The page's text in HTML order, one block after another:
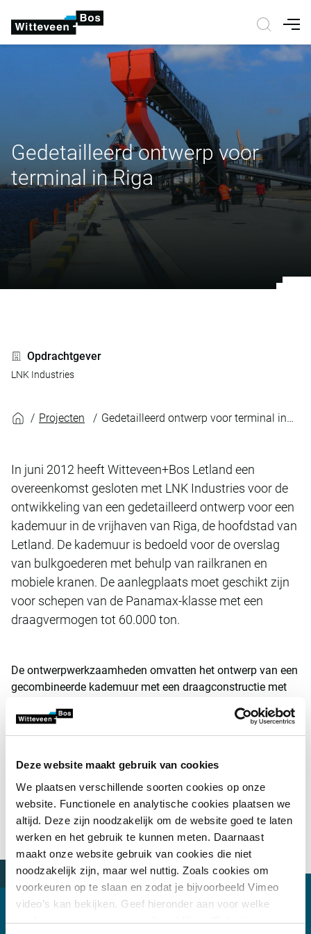
Deze website maakt gebruik van cookies
We plaatsen verschillende soorten cookies op onze
website. Functionele en analytische cookies plaatsen we
altijd. Deze zijn noodzakelijk om de website goed te laten
werken en het gebruik te kunnen meten. Daarnaast
maakt onze website gebruik van cookies die niet
noodzakelijk zijn, maar wel nuttig. Zoals cookies om
voorkeuren op te slaan en zodat je bijvoorbeeld Vimeo
video’s kan bekijken. Geef hieronder aan voor welke
cookies je toestemming geeft en klik op ‘Selectie
Gedetailleerd ontwerp voor
terminal in Riga
Opdrachtgever
LNK Industries
Projecten Gedetailleerd ontwerp voor terminal in Riga
In juni 2012 heeft Witteveen+Bos Letland een
overeenkomst gesloten met LNK Industries voor de
ontwikkeling van een gedetailleerd ontwerp voor een
kademuur in de vrijhaven van Riga, de hoofdstad van
Letland. De kademuur is bedoeld voor de overslag
van bulkgoederen met behulp van railkranen en
mobiele kranen. De aanlegplaats moet geschikt zijn
voor schepen van de Panamax-klasse met een
draagvermogen tot 60.000 ton.
De ontwerpwerkzaamheden omvatten het ontwerp van een
gecombineerde kademuur met een draagconstructie met
landzijde met funderingen van palen van gewapend beton.
Dit is de eerste kademuur in Letland waar een van de
allereerste gecombineerde kademuur in Letland.
Het ontwerpproces was uitdagend door de aanwezigheid
van slappe bodem en de relatief korte ontwerptijd. Naast
de ontwerpactiviteiten heeft Witteveen+Bos Letland ook
toezicht gehouden tijdens de 13 maanden durende bouw.